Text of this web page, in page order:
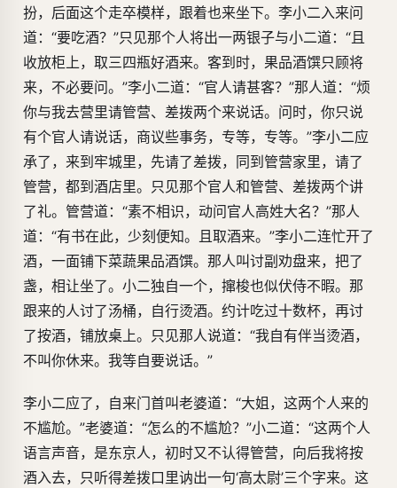
扮，后面这个走卒模样，跟着也来坐下。李小二入来问
道：“要吃酒？”只见那个人将出一两银子与小二道：“且
收放柜上，取三四瓶好酒来。客到时，果品酒馔只顾将
来，不必要问。”李小二道：“官人请甚客？”那人道：“烦
你与我去营里请管营、差拨两个来说话。问时，你只说
有个官人请说话，商议些事务，专等，专等。”李小二应
承了，来到牢城里，先请了差拨，同到管营家里，请了
管营，都到酒店里。只见那个官人和管营、差拨两个讲
了礼。管营道：“素不相识，动问官人高姓大名？”那人
道：“有书在此，少刻便知。且取酒来。”李小二连忙开了
酒，一面铺下菜蔬果品酒馔。那人叫讨副劝盘来，把了
盏，相让坐了。小二独自一个，撺梭也似伏侍不暇。那
跟来的人讨了汤桶，自行烫酒。约计吃过十数杯，再讨
了按酒，铺放桌上。只见那人说道：“我自有伴当烫酒，
不叫你休来。我等自要说话。”
李小二应了，自来门首叫老婆道：“大姐，这两个人来的
不尴尬。”老婆道：“怎么的不尴尬？”小二道：“这两个人
语言声音，是东京人，初时又不认得管营，向后我将按
酒入去，只听得差拨口里讷出一句‘高太尉’三个字来。这